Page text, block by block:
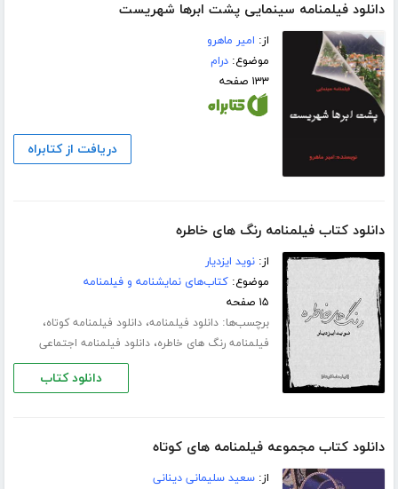
دانلود فیلمنامه سینمایی پشت ابرها شهریست
از: امیر ماهرو
موضوع:درام
۱۳۳ صفحه
دریافت از کتابراه
دانلود کتاب فیلمنامه رنگ های خاطره
از:نوید ایزدیار
موضوع:کتاب‌های نمایشنامه و فیلمنامه
۱۵ صفحه
برچسب‌ها:دانلود فیلمنامه،دانلود فیلمنامه کوتاه،
فیلمنامه رنگ های خاطره،دانلود فیلمنامه اجتماعی
دانلود کتاب
دانلود کتاب مجموعه فیلمنامه های کوتاه
از:سعید سلیمانی دینانی